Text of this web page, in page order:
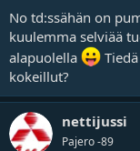
No td:ssähän on
kuulemma selviää
alapuolella
kokeillut?
nettijussi
Pajero -89